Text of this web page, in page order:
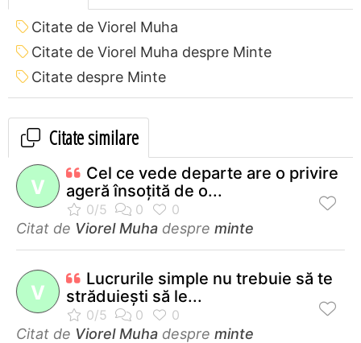
Citate de Viorel Muha
Citate de Viorel Muha despre Minte
Citate despre Minte
Citate similare
V
Cel ce vede departe are o privire
ageră însoţită de o...
Citat de Viorel Muha despre minte
V
Lucrurile simple nu trebuie să te
străduieşti să le...
Citat de Viorel Muha despre minte